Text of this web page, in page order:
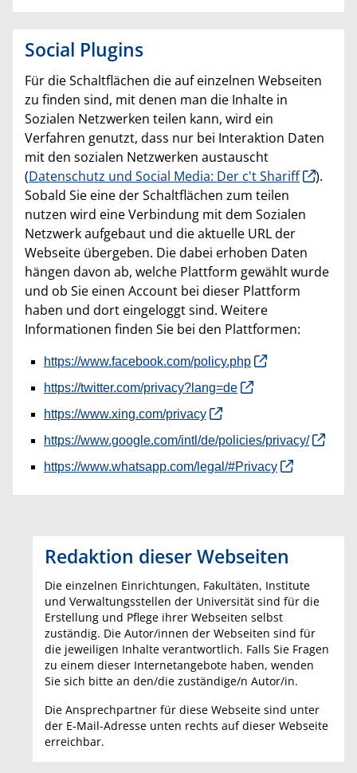
Social Plugins
Für die Schaltflächen die auf einzelnen Webseiten
zu finden sind, mit denen man die Inhalte in
Sozialen Netzwerken teilen kann, wird ein
Verfahren genutzt, dass nur bei Interaktion Daten
mit den sozialen Netzwerken austauscht
(Datenschutz und Social Media: Der c't Shariff
).
Sobald Sie eine der Schaltflächen zum teilen
nutzen wird eine Verbindung mit dem Sozialen
Netzwerk aufgebaut und die aktuelle URL der
Webseite übergeben. Die dabei erhoben Daten
hängen davon ab, welche Plattform gewählt wurde
und ob Sie einen Account bei dieser Plattform
haben und dort eingeloggt sind. Weitere
Informationen finden Sie bei den Plattformen:
https://www.facebook.com/policy.php
https://twitter.com/privacy?lang=de
https://www.xing.com/privacy
https://www.google.com/intl/de/policies/privacy/
https://www.whatsapp.com/legal/#Privacy
Redaktion dieser Webseiten
Die einzelnen Einrichtungen, Fakultäten, Institute
und Verwaltungsstellen der Universität sind für die
Erstellung und Pflege ihrer Webseiten selbst
zuständig. Die Autor/innen der Webseiten sind für
die jeweiligen Inhalte verantwortlich. Falls Sie Fragen
zu einem dieser Internetangebote haben, wenden
Sie sich bitte an den/die zuständige/n Autor/in.
Die Ansprechpartner für diese Webseite sind unter
der E-Mail-Adresse unten rechts auf dieser Webseite
erreichbar.